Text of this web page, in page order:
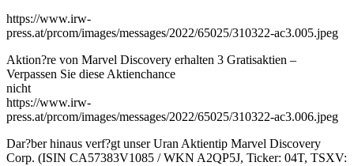
https://www.irw-
press.at/prcom/images/messages/2022/65025/310322-ac3.005.jpeg
Aktion?re von Marvel Discovery erhalten 3 Gratisaktien –
Verpassen Sie diese Aktienchance
nicht
https://www.irw-
press.at/prcom/images/messages/2022/65025/310322-ac3.006.jpeg
Dar?ber hinaus verf?gt unser Uran Aktientip Marvel Discovery
Corp. (ISIN CA57383V1085 / WKN A2QP5J, Ticker: 04T, TSXV: